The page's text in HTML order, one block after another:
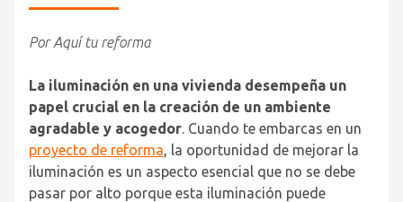
Por Aquí tu reforma
La iluminación en una vivienda desempeña un
papel crucial en la creación de un ambiente
agradable y acogedor. Cuando te embarcas en un
proyecto de reforma, la oportunidad de mejorar la
iluminación es un aspecto esencial que no se debe
pasar por alto porque esta iluminación puede